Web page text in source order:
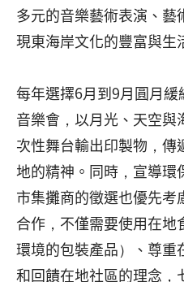
多元的音樂藝術表演、
現東海岸文化的豐富與生
每年選擇6月到9月圓月
音樂會，以月光、天空
次性舞台輸出印製物，
地的精神。同時，宣導環
市集攤商的徵選也優先
合作，不僅需要使用在
環境的包裝產品）、尊重
和回饋在地社區的理念，